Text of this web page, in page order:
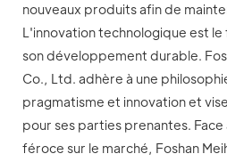
nouveaux produits afin de
L'innovation technologique est
son développement durable.
Co., Ltd. adhère à une
pragmatisme et innovation et
pour ses parties prenantes. Face
féroce sur le marché, Foshan